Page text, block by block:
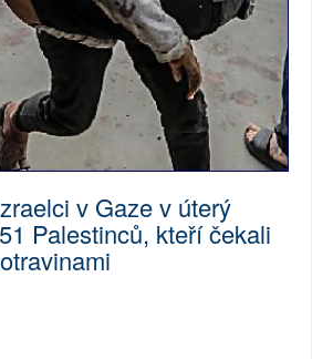
v Gaze v úterý
Palestinců, kteří čekali